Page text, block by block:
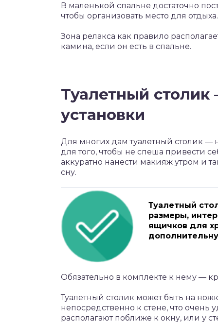
В маленькой спальне достаточно
чтобы организовать место для отдыха.
Зона релакса как правило
камина, если он есть в спальне.
Туалетный
установки
Для многих дам туалетный столик
для того, чтобы не спеша привести
аккуратно нанести макияж утром и
сну.
Туалетный
размеры,
ящичков для
Обязательно в комплекте к нему —
Туалетный столик может быть на
непосредственно к стене, что
располагают поближе к окну, или у